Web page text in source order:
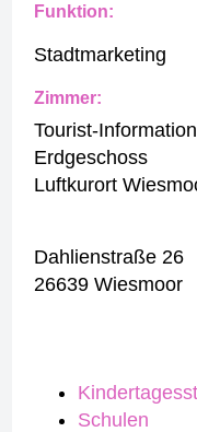
Schulen
Funktion:
Stadtmarketing
Zimmer:
Tourist-Information
Erdgeschoss
Luftkurort
Dahlienstraße 26
26639 Wiesmoor